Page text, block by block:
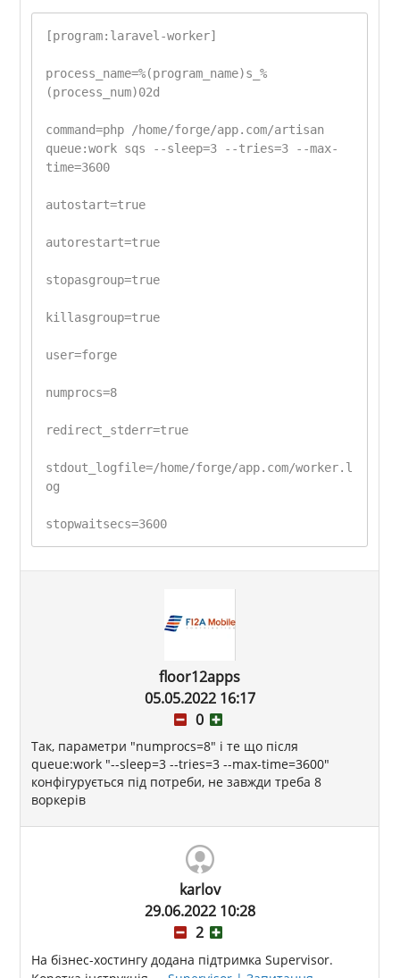
[program:laravel-worker]
process_name=%(program_name)s_%
(process_num)02d
command=php /home/forge/app.com/artisan
queue:work sqs --sleep=3 --tries=3 --max-
time=3600
autostart=true
autorestart=true
stopasgroup=true
killasgroup=true
user=forge
numprocs=8
redirect_stderr=true
stdout_logfile=/home/forge/app.com/worker.l
og
stopwaitsecs=3600
floor12apps
05.05.2022 16:17
0
Так, параметри "numprocs=8" і те що після
queue:work "--sleep=3 --tries=3 --max-time=3600"
конфігурується під потреби, не завжди треба 8
воркерів
karlov
29.06.2022 10:28
2
На бізнес-хостингу додана підтримка Supervisor.